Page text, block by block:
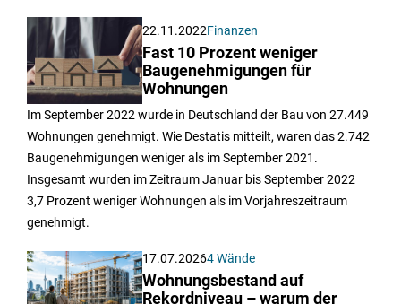
22.11.2022Finanzen
Fast 10 Prozent weniger
Baugenehmigungen für
Wohnungen
Im September 2022 wurde in Deutschland der Bau von 27.449
Wohnungen genehmigt. Wie Destatis mitteilt, waren das 2.742
Baugenehmigungen weniger als im September 2021.
Insgesamt wurden im Zeitraum Januar bis September 2022
3,7 Prozent weniger Wohnungen als im Vorjahreszeitraum
genehmigt.
17.07.20264 Wände
Wohnungsbestand auf
Rekordniveau – warum der